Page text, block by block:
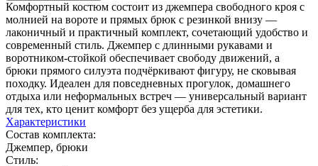
Комфортный костюм состоит из джемпера свободного кроя с
молнией на вороте и прямых брюк с резинкой внизу —
лаконичный и практичный комплект, сочетающий удобство и
современный стиль. Джемпер с длинными рукавами и
воротником-стойкой обеспечивает свободу движений, а
брюки прямого силуэта подчёркивают фигуру, не сковывая
походку. Идеален для повседневных прогулок, домашнего
отдыха или неформальных встреч — универсальный вариант
для тех, кто ценит комфорт без ущерба для эстетики.
Характеристики
Состав комплекта:
Джемпер, брюки
Стиль: